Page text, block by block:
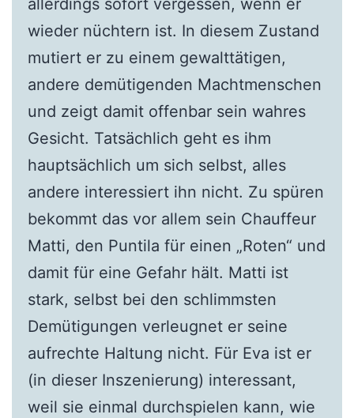
allerdings sofort vergessen, wenn er
wieder nüchtern ist. In diesem Zustand
mutiert er zu einem gewalttätigen,
andere demütigenden Machtmenschen
und zeigt damit offenbar sein wahres
Gesicht. Tatsächlich geht es ihm
hauptsächlich um sich selbst, alles
andere interessiert ihn nicht. Zu spüren
bekommt das vor allem sein Chauffeur
Matti, den Puntila für einen „Roten“ und
damit für eine Gefahr hält. Matti ist
stark, selbst bei den schlimmsten
Demütigungen verleugnet er seine
aufrechte Haltung nicht. Für Eva ist er
(in dieser Inszenierung) interessant,
weil sie einmal durchspielen kann, wie